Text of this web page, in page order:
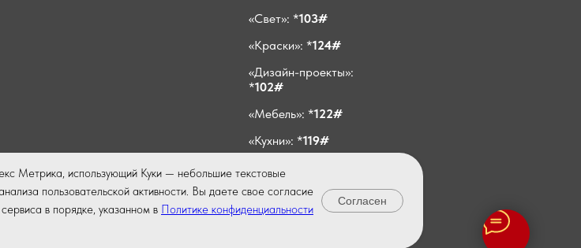
Метрика, использующий Куки — небольшие текстовые
пользовательской активности. Вы даете свое согласие
в порядке, указанном в Политике конфиденциальности
Согласен
«Свет»: *103#
«Краски»: *124#
«Дизайн-проекты»:
*102#
«Мебель»: *122#
«Кухни»: *119#
info@vivadecor64.ru